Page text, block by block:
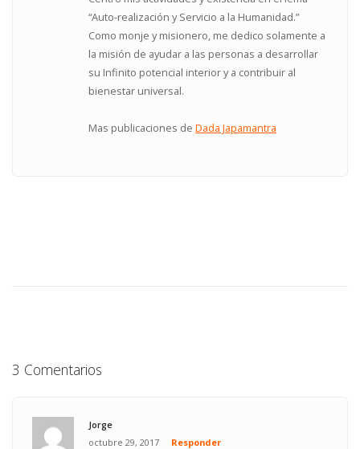
“Auto-realización y Servicio a la Humanidad.”
Como monje y misionero, me dedico solamente a
la misión de ayudar a las personas a desarrollar
su Infinito potencial interior y a contribuir al
bienestar universal.
Mas publicaciones deDada Japamantra
3 Comentarios
Jorge
octubre 29, 2017
Responder